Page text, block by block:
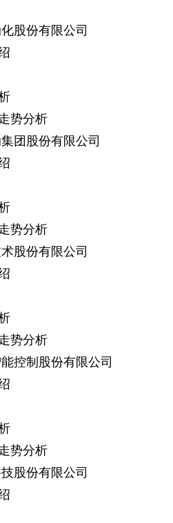
股份有限公司
势分析
团股份有限公司
势分析
股份有限公司
势分析
控制股份有限公司
势分析
股份有限公司